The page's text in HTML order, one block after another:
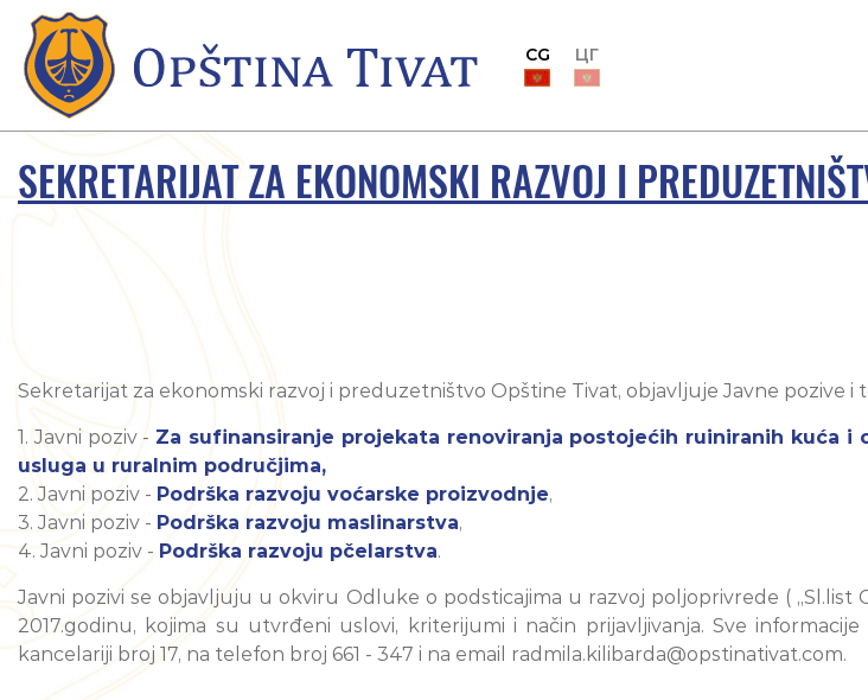
CG ЦГ
SEKRETARIJAT ZA EKONOMSKI RAZVOJ I
Sekretarijat za ekonomski razvoj i preduzetništvo Opštine Tivat, objavljuje Javne pozive i
1. Javni poziv - Za sufinansiranje projekata renoviranja postojećih ruiniranih kuća
usluga u ruralnim područjima,
2. Javni poziv - Podrška razvoju voćarske proizvodnje,
3. Javni poziv - Podrška razvoju maslinarstva,
4. Javni poziv - Podrška razvoju pčelarstva.
Javni pozivi se objavljuju u okviru Odluke o podsticajima u razvoj poljoprivrede ( „Sl.list
2017.godinu, kojima su utvrđeni uslovi, kriterijumi i način prijavljivanja. Sve
kancelariji broj 17, na telefon broj 661 - 347 i na email radmila.kilibarda@opstinativat.com.